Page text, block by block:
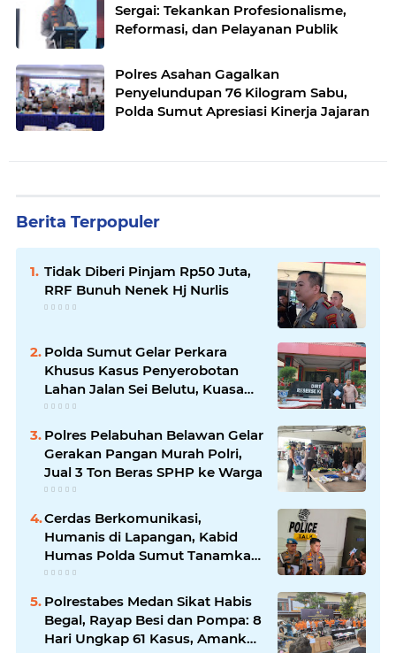
Sergai: Tekankan Profesionalisme,
Reformasi, dan Pelayanan Publik
Polres Asahan Gagalkan
Penyelundupan 76 Kilogram Sabu,
Polda Sumut Apresiasi Kinerja Jajaran
Berita Terpopuler
Tidak Diberi Pinjam Rp50 Juta,
RRF Bunuh Nenek Hj Nurlis
Polda Sumut Gelar Perkara
Khusus Kasus Penyerobotan
Lahan Jalan Sei Belutu, Kuasa
Hukum Pelapor Minta Kasus
Dilanjutkan
Polres Pelabuhan Belawan Gelar
Gerakan Pangan Murah Polri,
Jual 3 Ton Beras SPHP ke Warga
Cerdas Berkomunikasi,
Humanis di Lapangan, Kabid
Humas Polda Sumut Tanamkan
Nilai Kehumasan pada Siswa
SPN Hinai
Polrestabes Medan Sikat Habis
Begal, Rayap Besi dan Pompa: 8
Hari Ungkap 61 Kasus, Amankan